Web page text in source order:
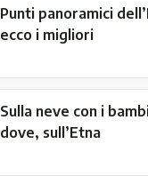
Punti panoramici
ecco i migliori
Sulla neve con i
dove, sull’Etna